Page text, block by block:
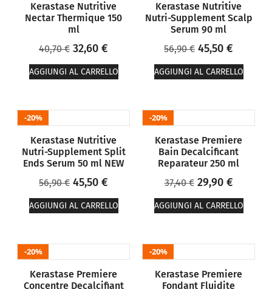
Kerastase Nutritive
Nectar Thermique 150
ml
40,70€ 32,60 €
AGGIUNGI AL CARRELLO
Kerastase Nutritive
Nutri-Supplement Scalp
Serum 90 ml
56,90€ 45,50 €
AGGIUNGI AL CARRELLO
20%
Kerastase Nutritive
Nutri-Supplement Split
Ends Serum 50 ml NEW
56,90€ 45,50 €
AGGIUNGI AL CARRELLO
20%
Kerastase Premiere
Bain Decalcificant
Reparateur 250 ml
37,40€ 29,90 €
AGGIUNGI AL CARRELLO
20%
Kerastase Premiere
Concentre Decalcifiant
20%
Kerastase Premiere
Fondant Fluidite